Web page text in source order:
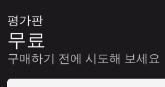
평가판
무료
구매하기 전에 시도해 보세요